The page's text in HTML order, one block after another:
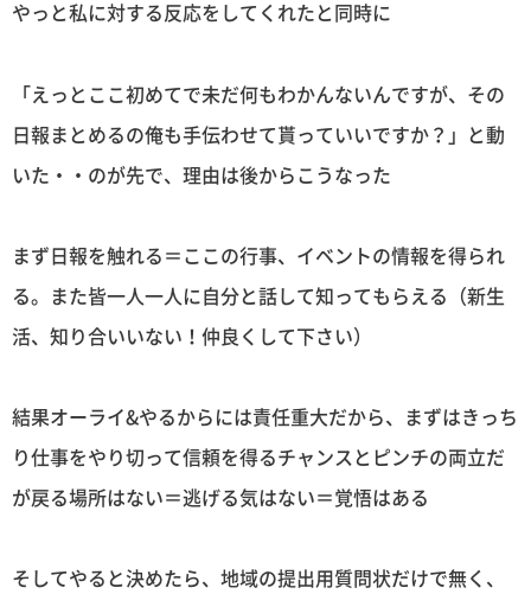
やっと私に対する反応をしてくれたと同時に
「えっとここ初めてで未だ何もわかんないんですが、その
日報まとめるの俺も手伝わせて貰っていいですか？」と動
いた・・のが先で、理由は後からこうなった
まず日報を触れる＝ここの行事、イベントの情報を得られ
る。また皆一人一人に自分と話して知ってもらえる（新生
活、知り合いいない！仲良くして下さい）
結果オーライ&やるからには責任重大だから、まずはきっち
り仕事をやり切って信頼を得るチャンスとピンチの両立だ
が戻る場所はない＝逃げる気はない＝覚悟はある
そしてやると決めたら、地域の提出用質問状だけで無く、